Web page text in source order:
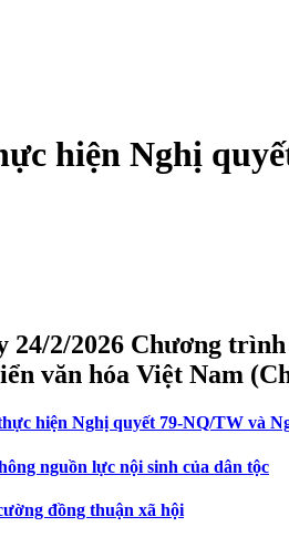
hiện Nghị
2/2026 Chương
văn hóa Việt Nam
hiện Nghị quyết 79-NQ/TW và
nguồn lực nội sinh của dân tộc
đồng thuận xã hội